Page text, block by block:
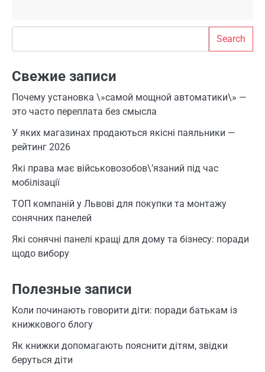
Search
Свежие записи
Почему установка \»самой мощной автоматики\» —
это часто переплата без смысла
У яких магазинах продаються якісні паяльники —
рейтинг 2026
Які права має військовозобов\’язаний під час
мобілізації
ТОП компаній у Львові для покупки та монтажу
сонячних панелей
Які сонячні панелі кращі для дому та бізнесу: поради
щодо вибору
Полезные записи
Коли починають говорити діти: поради батькам із
книжкового блогу
Як книжки допомагають пояснити дітям, звідки
беруться діти